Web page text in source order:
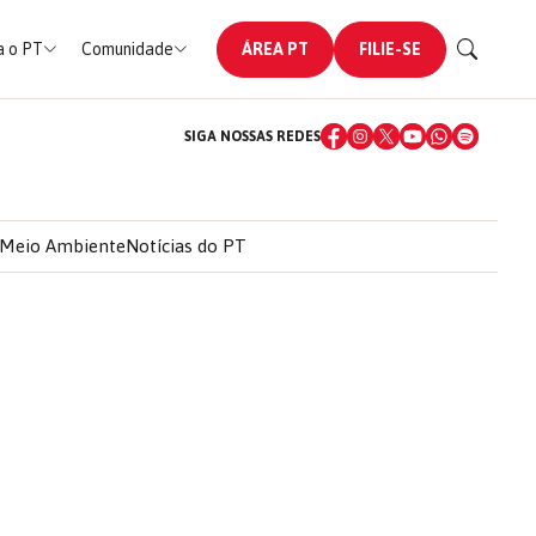
o PT Comunidade ÁREA PT FILIE-SE
SIGA NOSSAS REDES
Meio AmbienteNotícias do PT